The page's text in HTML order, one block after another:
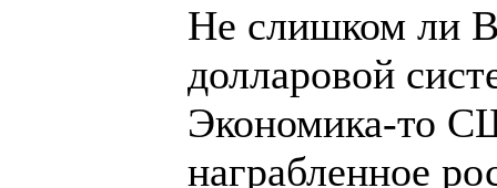
Не слишком ли
долларовой
Экономика-то
награбленное